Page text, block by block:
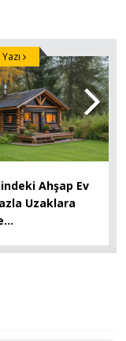
Ahşap Ev
Uzaklara